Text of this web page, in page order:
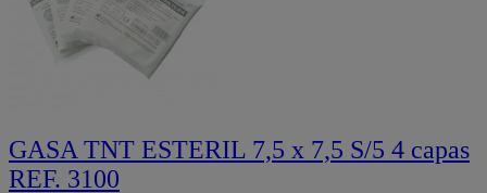
GASA TNT ESTERIL 7,5 x 7,5 S/5 4 capas
REF. 3100